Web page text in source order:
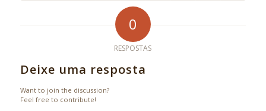
0
RESPOSTAS
Deixe uma resposta
Want to join the discussion?
Feel free to contribute!